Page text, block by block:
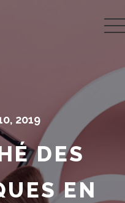
2019
DES
EN